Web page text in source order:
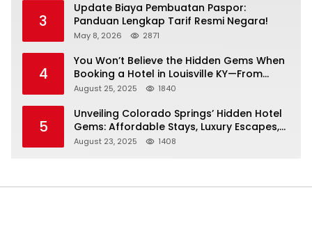
3
Update Biaya Pembuatan Paspor:
Panduan Lengkap Tarif Resmi Negara!
May 8, 2026 2871
4
You Won’t Believe the Hidden Gems When
Booking a Hotel in Louisville KY—From
Cheap to Luxe!
August 25, 2025 1840
5
Unveiling Colorado Springs’ Hidden Hotel
Gems: Affordable Stays, Luxury Escapes,
and Everything In Between!
August 23, 2025 1408